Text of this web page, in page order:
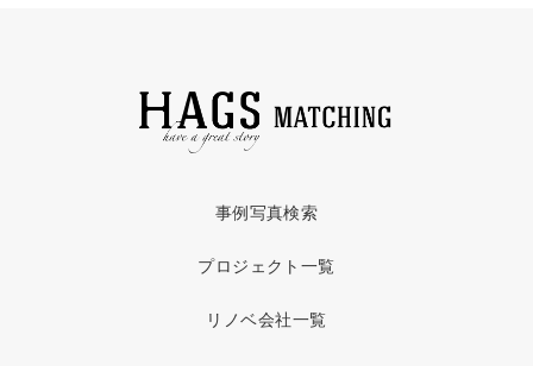
事例写真検索
プロジェクト一覧
リノベ会社一覧